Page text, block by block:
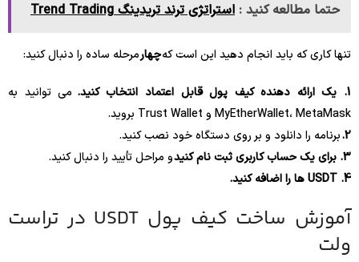
حتما مطالعه کنید : استراتژی ترند تریدینگ Trend Trading
تنها کاری که باید انجام دهید این است کهچهارمرحله ساده را دنبال کنید:
1. یک ارائه دهنده کیف پول قابل اعتماد انتخاب کنید.
می توانید به
MyEtherWallet، MetaMask و Trust Wallet بروید.
2. برنامه را دانلود و بر روی دستگاه خود نصب کنید.
3. برای یک حساب کاربری ثبت نام کنید
و مراحل تأیید را دنبال کنید.
4. USDT ها را اضافه کنید.
آموزش ساخت کیف پول USDT در تراست
ولت